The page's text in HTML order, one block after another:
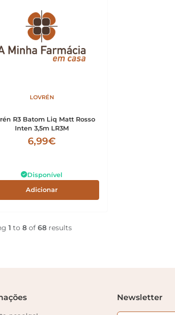
LOVRÉN
R3 Batom Liq Matt Rosso
Inten 3,5m LR3M
6,99€
Disponível
Adicionar
1 to 8 of 68 results
Newsletter